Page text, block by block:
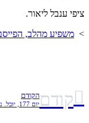
ציפי ענבל ליאור.
> משפיע מהלב,
קודםהקודם
יום 177, יובל. נד-נד